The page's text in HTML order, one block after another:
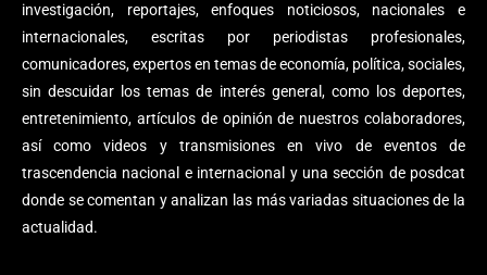
investigación, reportajes, enfoques noticiosos, nacionales e
internacionales, escritas por periodistas profesionales,
comunicadores, expertos en temas de economía, política, sociales,
sin descuidar los temas de interés general, como los deportes,
entretenimiento, artículos de opinión de nuestros colaboradores,
así como videos y transmisiones en vivo de eventos de
trascendencia nacional e internacional y una sección de posdcat
donde se comentan y analizan las más variadas situaciones de la
actualidad.